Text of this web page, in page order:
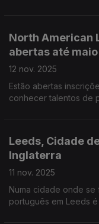
North American
abertas até
12 nov. 2025
Estão abertas
conhecer talentos de
Leeds, Cidade
Inglaterra
11 nov. 2025
Numa cidade onde se
português em Leeds